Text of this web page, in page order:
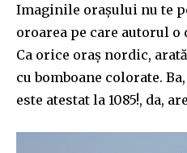
Imaginile orașului nu te
oroarea pe care autorul
Ca orice oraș nordic,
cu bomboane colorate.
este atestat la 1085!, da,